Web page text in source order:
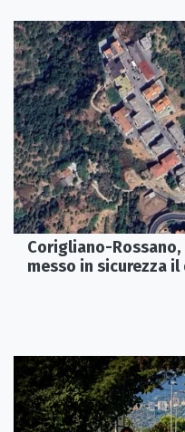
Corigliano-
messo in sicurezza